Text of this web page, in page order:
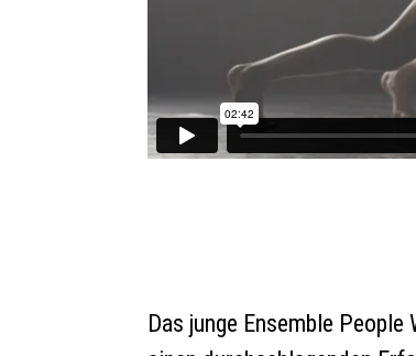
Das junge Ensemble